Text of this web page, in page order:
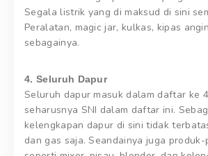
Segala listrik yang di maksud di sini
Peralatan, magic jar, kulkas, kipas
sebagainya.
4. Seluruh Dapur
Seluruh dapur masuk dalam daftar ke
seharusnya SNI dalam daftar ini.
kelengkapan dapur di sini tidak
dan gas saja. Seandainya juga